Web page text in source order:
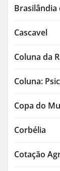
Brasilândia
Cascavel
Coluna da
Coluna:
Copa do
Corbélia
Cotação